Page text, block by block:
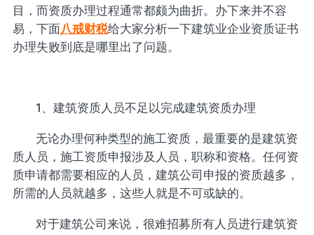
目，而资质办理过程通常都颇为曲折。办下来并不容
易，下面八戒财税给大家分析一下建筑业企业资质证书
办理失败到底是哪里出了问题。
1、建筑资质人员不足以完成建筑资质办理
无论办理何种类型的施工资质，最重要的是建筑资
质人员，施工资质申报涉及人员，职称和资格。任何资
质申请都需要相应的人员，建筑公司申报的资质越多，
所需的人员就越多，这些人就是不可或缺的。
对于建筑公司来说，很难招募所有人员进行建筑资